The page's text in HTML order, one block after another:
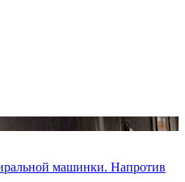
машинки. Напротив